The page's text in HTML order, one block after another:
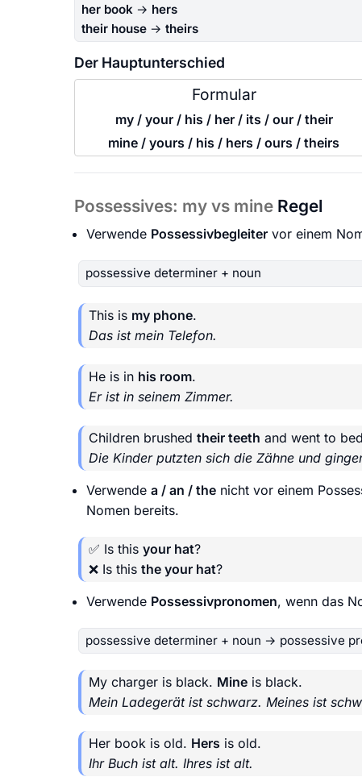
her book → hers
their house → theirs
Der Hauptunterschied
Formular
my / your / his / her / its / our / their
mine / yours / his / hers / ours / theirs
Possessives: my vs mine Regel
Verwende Possessivbegleiter vor einem
possessive determiner + noun
This is my phone.
Das ist mein Telefon.
He is in his room.
Er ist in seinem Zimmer.
Children brushed their teeth and went to
Die Kinder putzten sich die Zähne und
Verwende a / an / the nicht vor einem
Nomen bereits.
✅ Is this your hat?
❌ Is this the your hat?
Verwende Possessivpronomen, wenn das
possessive determiner + noun → possessive
My charger is black. Mine is black.
Mein Ladegerät ist schwarz. Meines ist
Her book is old. Hers is old.
Ihr Buch ist alt. Ihres ist alt.